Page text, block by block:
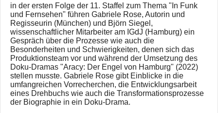
in der ersten Folge der 11. Staffel zum Thema "In Funk
und Fernsehen" führen Gabriele Rose, Autorin und
Regisseurin (München) und Björn Siegel,
wissenschaftlicher Mitarbeiter am IGdJ (Hamburg) ein
Gespräch über die Prozesse wie auch die
Besonderheiten und Schwierigkeiten, denen sich das
Produktionsteam vor und während der Umsetzung des
Doku-Dramas "Aracy: Der Engel von Hamburg" (2022)
stellen musste. Gabriele Rose gibt Einblicke in die
umfangreichen Vorrecherchen, die Entwicklungsarbeit
eines Drehbuchs wie auch die Transformationsprozesse
der Biographie in ein Doku-Drama.